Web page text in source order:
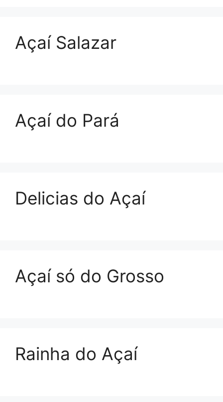
Açaí Salazar
Açaí do Pará
Delicias do Açaí
Açaí só do Grosso
Rainha do Açaí